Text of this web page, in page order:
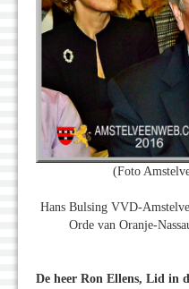
(Foto
Hans Bulsing VVD-
Orde van Oranje-
De heer Ron Ellens, Lid in